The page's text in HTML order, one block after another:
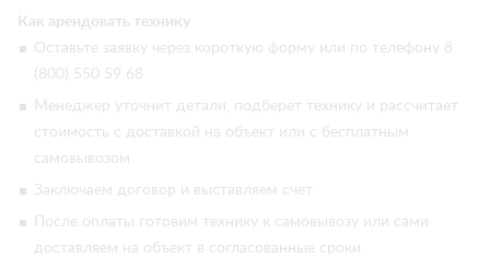
Как арендовать технику
Оставьте заявку через короткую форму или по телефону 8
(800) 550 59 68
Менеджер уточнит детали, подберет технику и рассчитает
стоимость с доставкой на объект или с бесплатным
самовывозом
Заключаем договор и выставляем счет
После оплаты готовим технику к самовывозу или сами
доставляем на объект в согласованные сроки